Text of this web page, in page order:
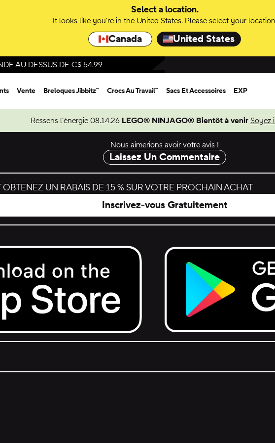
Select a location.
It looks like you're in the United States. Please select your
Canada United States
AU DESSUS DE C$ 54.99
Vente Breloques Jibbitz™ Crocs Au Travail™ Sacs Et Accessoires EXP
Ressens l’énergie 08.14.26 LEGO® NINJAGO® Bientôt à venir Soyez
Nous aimerions avoir votre avis !
Laissez Un Commentaire
UN RABAIS DE 15 % SUR VOTRE PROCHAIN ACHAT
Inscrivez-vous Gratuitement
Get it on Google Play.